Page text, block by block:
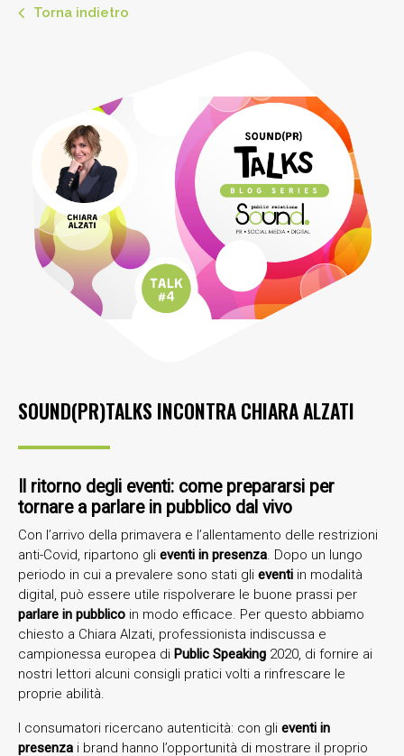
Torna indietro
SOUND(PR)TALKS INCONTRA CHIARA ALZATI
Il ritorno degli eventi: come prepararsi per
tornare a parlare in pubblico dal vivo
Con l’arrivo della primavera e l’allentamento delle restrizioni
anti-Covid, ripartono gli eventi in presenza. Dopo un lungo
periodo in cui a prevalere sono stati gli eventi in modalità
digital, può essere utile rispolverare le buone prassi per
parlare in pubblico in modo efficace. Per questo abbiamo
chiesto a Chiara Alzati, professionista indiscussa e
campionessa europea di Public Speaking 2020, di fornire ai
nostri lettori alcuni consigli pratici volti a rinfrescare le
proprie abilità.
I consumatori ricercano autenticità: con gli eventi in
presenza i brand hanno l’opportunità di mostrare il proprio